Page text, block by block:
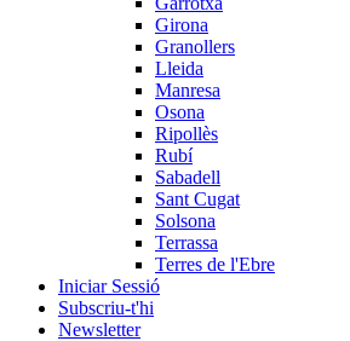
Girona
Granollers
Lleida
Manresa
Osona
Ripollès
Rubí
Sabadell
Sant Cugat
Solsona
Terrassa
Terres de l'Ebre
Iniciar Sessió
Subscriu-t'hi
Newsletter